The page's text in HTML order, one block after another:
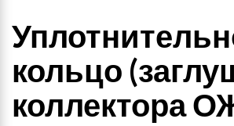
кольцо
коллектора